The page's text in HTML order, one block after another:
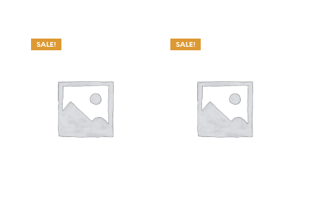
SALE! SALE!